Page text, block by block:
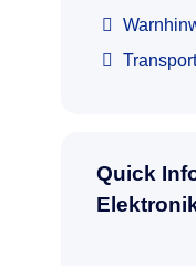
Quick